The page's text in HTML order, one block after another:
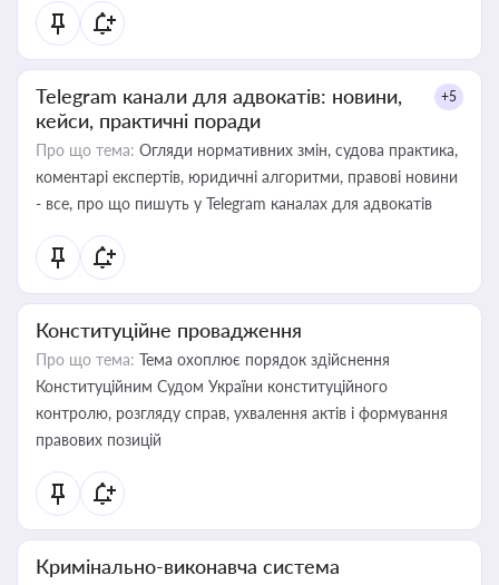
Telegram канали для адвокатів: новини,
кейси, практичні поради
+5
Про що тема: Огляди нормативних змін, судова практика,
коментарі експертів, юридичні алгоритми, правові новини
- все, про що пишуть у Telegram каналах для адвокатів
Конституційне провадження
Про що тема: Тема охоплює порядок здійснення
Конституційним Судом України конституційного
контролю, розгляду справ, ухвалення актів і формування
правових позицій
Кримінально-виконавча система